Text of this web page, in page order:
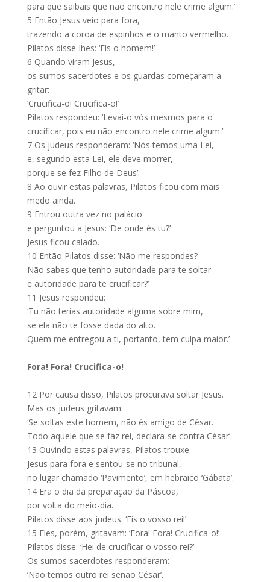
para que saibais que não encontro nele crime algum.’
5 Então Jesus veio para fora,
trazendo a coroa de espinhos e o manto vermelho.
Pilatos disse-lhes: ‘Eis o homem!’
6 Quando viram Jesus,
os sumos sacerdotes e os guardas começaram a
gritar:
‘Crucifica-o! Crucifica-o!’
Pilatos respondeu: ‘Levai-o vós mesmos para o
crucificar, pois eu não encontro nele crime algum.’
7 Os judeus responderam: ‘Nós temos uma Lei,
e, segundo esta Lei, ele deve morrer,
porque se fez Filho de Deus’.
8 Ao ouvir estas palavras, Pilatos ficou com mais
medo ainda.
9 Entrou outra vez no palácio
e perguntou a Jesus: ‘De onde és tu?’
Jesus ficou calado.
10 Então Pilatos disse: ‘Não me respondes?
Não sabes que tenho autoridade para te soltar
e autoridade para te crucificar?’
11 Jesus respondeu:
‘Tu não terias autoridade alguma sobre mim,
se ela não te fosse dada do alto.
Quem me entregou a ti, portanto, tem culpa maior.’
Fora! Fora! Crucifica-o!
12 Por causa disso, Pilatos procurava soltar Jesus.
Mas os judeus gritavam:
‘Se soltas este homem, não és amigo de César.
Todo aquele que se faz rei, declara-se contra César’.
13 Ouvindo estas palavras, Pilatos trouxe
Jesus para fora e sentou-se no tribunal,
no lugar chamado ‘Pavimento’, em hebraico ‘Gábata’.
14 Era o dia da preparação da Páscoa,
por volta do meio-dia.
Pilatos disse aos judeus: ‘Eis o vosso rei!’
15 Eles, porém, gritavam: ‘Fora! Fora! Crucifica-o!’
Pilatos disse: ‘Hei de crucificar o vosso rei?’
Os sumos sacerdotes responderam:
‘Não temos outro rei senão César’.